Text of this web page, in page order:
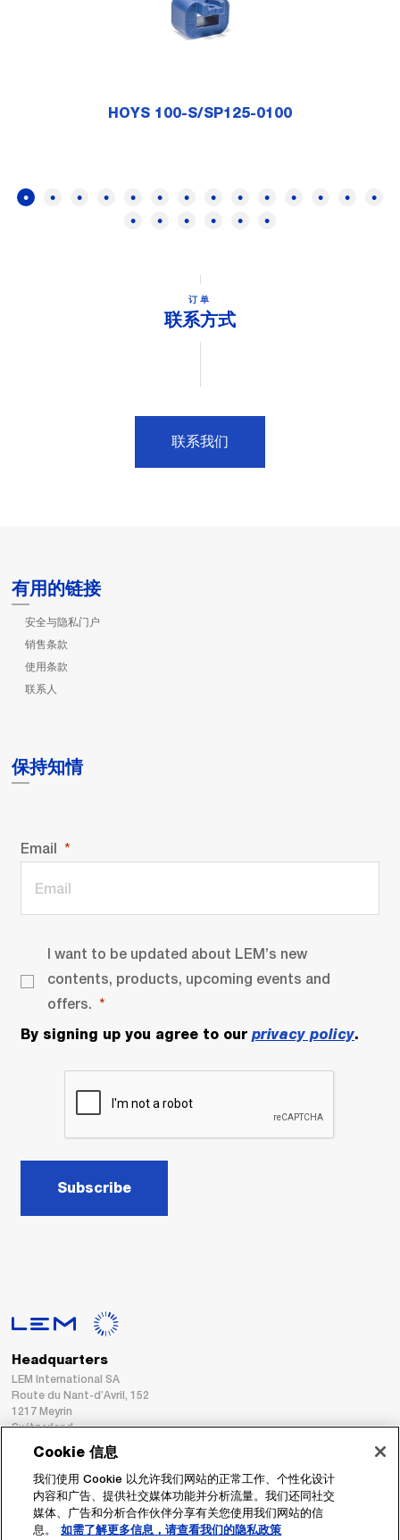
HOYS 100-S/SP125-0100
订单
联系方式
联系我们
有用的链接
安全与隐私门户
销售条款
使用条款
联系人
保持知情
Email
I want to be updated about LEM’s new
contents, products, upcoming events and
offers.
By signing up you agree to our privacy policy.
Subscribe
Headquarters
LEM International SA
Route du Nant-d’Avril, 152
1217 Meyrin
Switzerland
Fax : +41 22 794 94 78
Cookie 信息
我们使用 Cookie 以允许我们网站的正常工作、个性化设计
内容和广告、提供社交媒体功能并分析流量。我们还同社交
媒体、广告和分析合作伙伴分享有关您使用我们网站的信
息。
如需了解更多信息，请查看我们的隐私政策